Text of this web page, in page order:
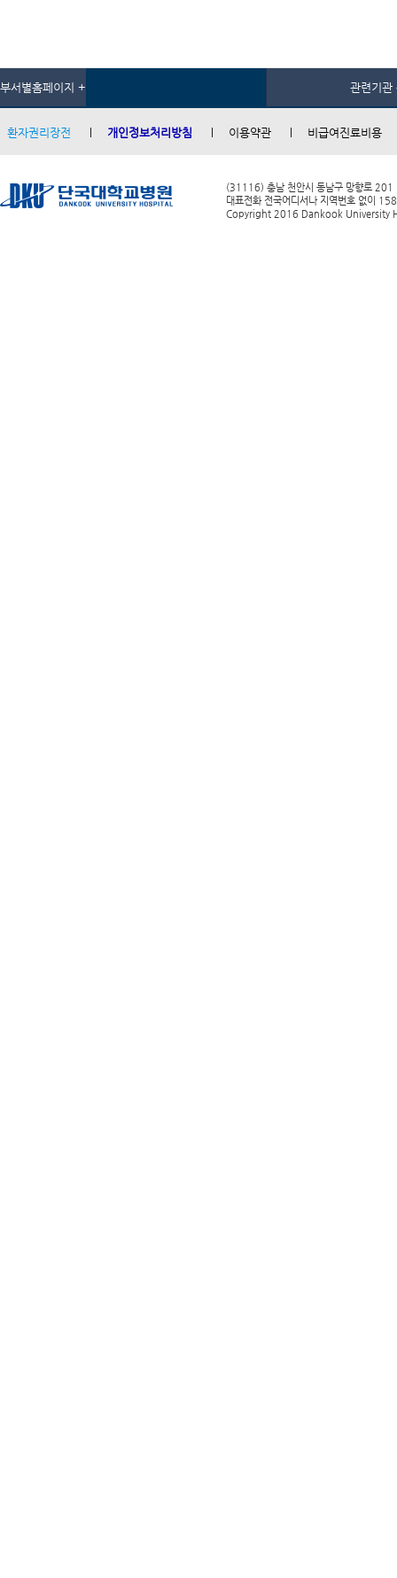
부서별홈페이지 + 관련기관
환자권리장전 개인정보처리방침 이용약관 비급여진료비용
(31116) 충남 천안시 동남구 망향로 201
대표전화 전국어디서나 지역번호 없이
Copyright 2016 Dankook University